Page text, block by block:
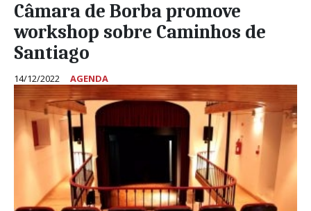
Câmara de Borba promove
workshop sobre Caminhos de
Santiago
14/12/2022 AGENDA